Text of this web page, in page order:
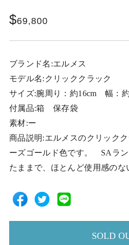
69,800
ブランド名:エルメス
モデル名:クリッククラック
サイズ:腕周り：約16cm 幅：
付属品:箱 保存袋
素材:ー
商品説明:エルメスのクリック
ーズゴールド色です。 SAラ
たままで、ほとんど使用感のな
SOLD